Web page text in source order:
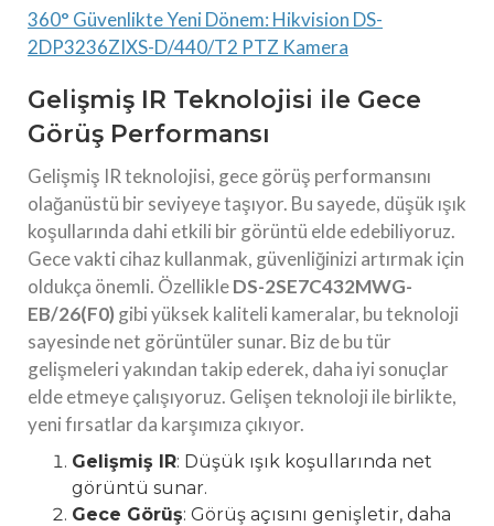
360° Güvenlikte Yeni Dönem: Hikvision DS-
2DP3236ZIXS-D/440/T2 PTZ Kamera
Gelişmiş IR Teknolojisi ile Gece
Görüş Performansı
Gelişmiş IR teknolojisi, gece görüş performansını
olağanüstü bir seviyeye taşıyor. Bu sayede, düşük ışık
koşullarında dahi etkili bir görüntü elde edebiliyoruz.
Gece vakti cihaz kullanmak, güvenliğinizi artırmak için
oldukça önemli. ÖzellikleDS-2SE7C432MWG-
EB/26(F0) gibi yüksek kaliteli kameralar, bu teknoloji
sayesinde net görüntüler sunar. Biz de bu tür
gelişmeleri yakından takip ederek, daha iyi sonuçlar
elde etmeye çalışıyoruz. Gelişen teknoloji ile birlikte,
yeni fırsatlar da karşımıza çıkıyor.
Gelişmiş IR: Düşük ışık koşullarında net
görüntü sunar.
Gece Görüş: Görüş açısını genişletir, daha